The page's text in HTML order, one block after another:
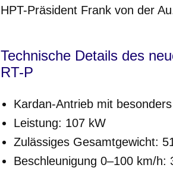
HPT-Präsident Frank von der
Technische Details des
RT-P
Kardan-Antrieb mit
Leistung: 107 kW
Zulässiges Gesamtgewicht:
Beschleunigung 0–100 km/h: